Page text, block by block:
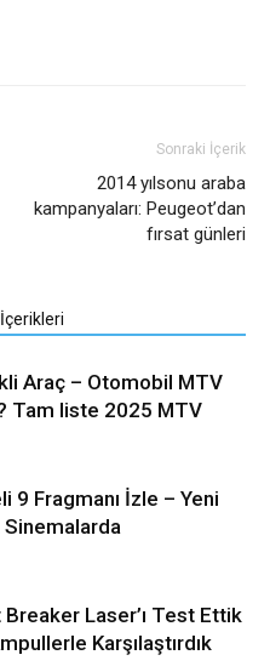
Sonraki İçerik
2014 yılsonu araba
kampanyaları: Peugeot’dan
fırsat günleri
Araç – Otomobil MTV
Tam liste 2025 MTV
9 Fragmanı İzle – Yeni
Sinemalarda
Laser’ı Test Ettik
Karşılaştırdık